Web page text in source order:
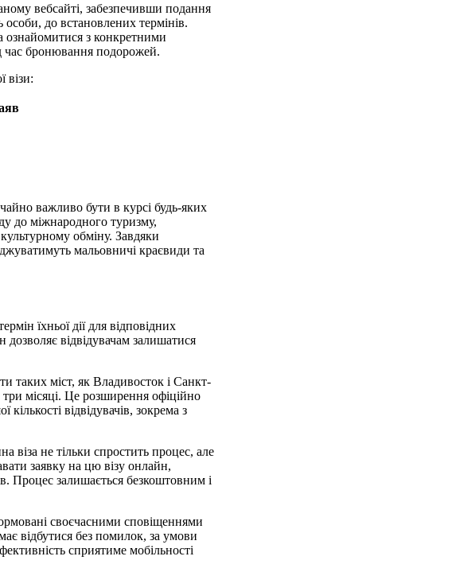
вебсайті, забезпечивши подання
до встановлених термінів.
ознайомитися з конкретними
час бронювання подорожей.
візи:
важливо бути в курсі будь-яких
до міжнародного туризму,
обміну. Завдяки
мальовничі краєвиди та
їхньої дії для відповідних
відвідувачам залишатися
таких міст, як Владивосток і Санкт-
місяці. Це розширення офіційно
відвідувачів, зокрема з
віза не тільки спростить процес, але
заявку на цю візу онлайн,
Процес залишається безкоштовним і
своєчасними сповіщеннями
відбутися без помилок, за умови
сприятиме мобільності